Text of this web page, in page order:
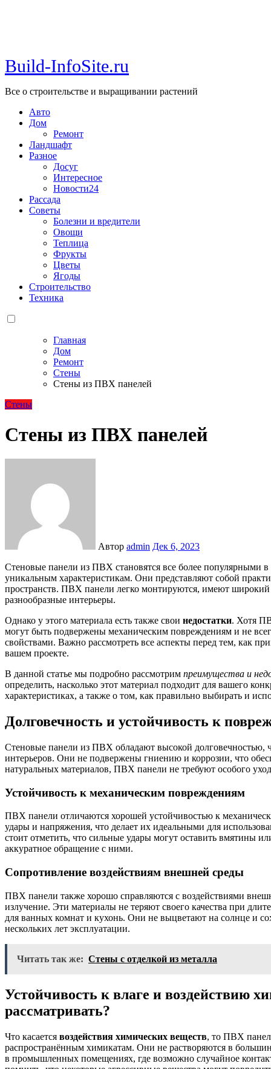
Build-InfoSite.ru
Все о строительстве и выращивании растений
Авто
Дом
Ремонт
Ландшафт
Разное
Досуг
Интересное
Новости24
Рассада
Советы
Болезни и вредители
Овощи
Теплица
Фрукты
Цветы
Ягоды
Строительство
Техника
Главная
Дом
Ремонт
Стены
Стены из ПВХ панелей
Стены
Стены из ПВХ панелей
Автор admin Дек 6, 2023
Стеновые панели из ПВХ становятся все более популярными в строительстве и ремонте помещений благодаря своим
уникальным характеристикам. Они представляют собой
пространств. ПВХ панели легко монтируются, имеют широкий
разнообразные интерьеры.
Однако у этого материала есть также свои недостатки. Хотя
могут быть подвержены механическим повреждениям и не
свойствами. Важно рассмотреть все аспекты перед тем, как
вашем проекте.
В данной статье мы подробно рассмотрим преимущества и
определить, насколько этот материал подходит для вашего
характеристиках, а также о том, как правильно выбирать и
Долговечность и устойчивость к
Стеновые панели из ПВХ обладают высокой долговечностью,
интерьеров. Они не подвержены гниению и коррозии, что
натуральных материалов, ПВХ панели не требуют особого
Устойчивость к механическим повреждениям
ПВХ панели отличаются хорошей устойчивостью к
удары и напряжения, что делает их идеальными для
стоит отметить, что сильные удары могут оставить вмятины
аккуратное обращение с ними.
Сопротивление воздействиям внешней среды
ПВХ панели также хорошо справляются с воздействиями
излучение. Эти материалы не теряют своего качества при
для ванных комнат и кухонь. Они не выцветают на солнце и
нескольких лет эксплуатации.
Читать так же: Стены с отделкой из металла
Устойчивость к влаге и воздействию
рассматривать?
Что касается воздействия химических веществ, то ПВХ
распространённым химикатам. Они не растворяются в
в промышленных помещениях, где возможно случайное